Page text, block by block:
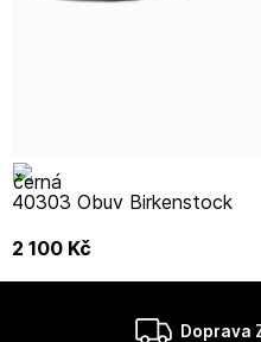
40303 Obuv Birkenstock
2 100 Kč
Doprava